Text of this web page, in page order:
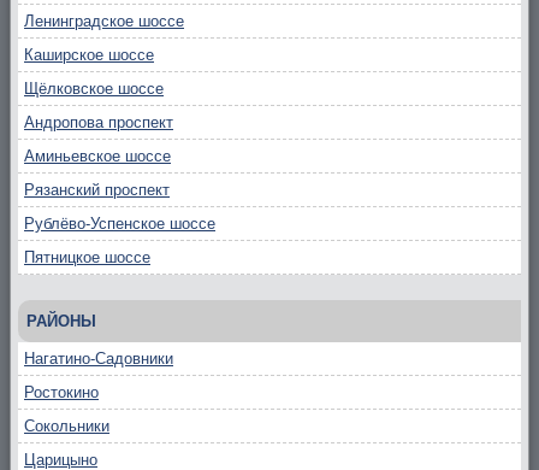
Ленинградское шоссе
Каширское шоссе
Щёлковское шоссе
Андропова проспект
Аминьевское шоссе
Рязанский проспект
Рублёво-Успенское шоссе
Пятницкое шоссе
РАЙОНЫ
Нагатино-Садовники
Ростокино
Сокольники
Царицыно